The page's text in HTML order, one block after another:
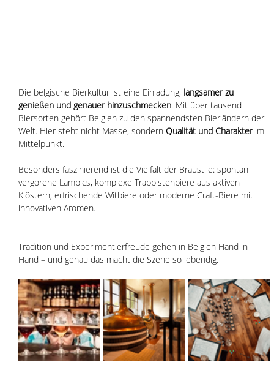
Die belgische Bierkultur ist eine Einladung, langsamer zu
genießen und genauer hinzuschmecken. Mit über tausend
Biersorten gehört Belgien zu den spannendsten Bierländern der
Welt. Hier steht nicht Masse, sondern Qualität und Charakter im
Mittelpunkt.
Besonders faszinierend ist die Vielfalt der Braustile: spontan
vergorene Lambics, komplexe Trappistenbiere aus aktiven
Klöstern, erfrischende Witbiere oder moderne Craft-Biere mit
innovativen Aromen.
Tradition und Experimentierfreude gehen in Belgien Hand in
Hand – und genau das macht die Szene so lebendig.